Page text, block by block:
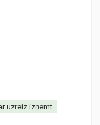
uzreiz izņemt.